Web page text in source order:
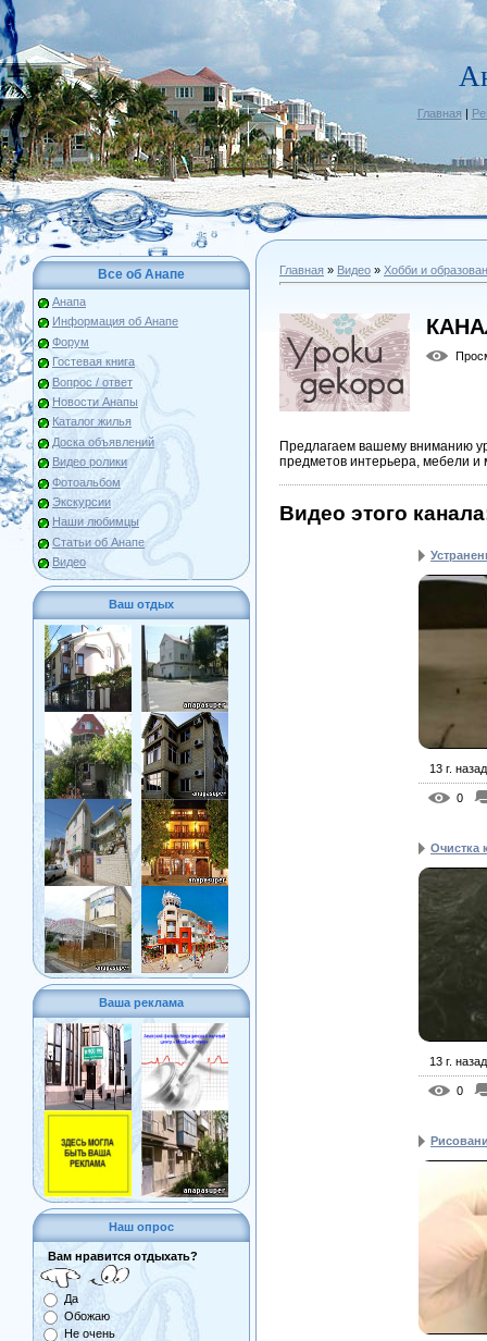
Главная |
Все об Анапе
Анапа
Информация об Анапе
Форум
Гостевая книга
Вопрос / ответ
Новости Анапы
Каталог жилья
Доска объявлений
Видео ролики
Фотоальбом
Экскурсии
Наши любимцы
Статьи об Анапе
Видео
Ваш отдых
Ваша реклама
Наш опрос
Вам нравится отдыхать?
Да
Обожаю
Не очень
Главная » Видео » Хобби и
Предлагаем вашему вниманию
предметов интерьера, мебели и
Видео этого канала
13 г. назад
0
Очистка
13 г. назад
0